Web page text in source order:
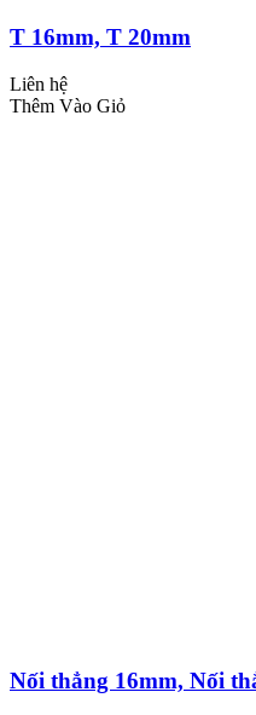
T 16mm, T 20mm
Liên hệ
Thêm Vào Giỏ
Nối thẳng 16mm, Nối